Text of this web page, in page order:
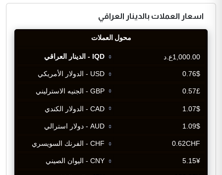
اسعار العملات بالدينار العراقي